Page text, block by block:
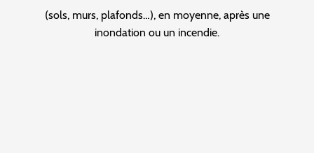
(sols, murs, plafonds…), en moyenne, après une
inondation ou un incendie.